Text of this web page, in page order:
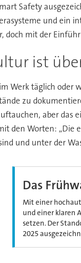
Safety
und ein
doch mit der
ist
Werk täglich
zu
aber das
den Worten: „Die
und unter der
Das
Mit einer
und einer klaren
setzen. Der
2025